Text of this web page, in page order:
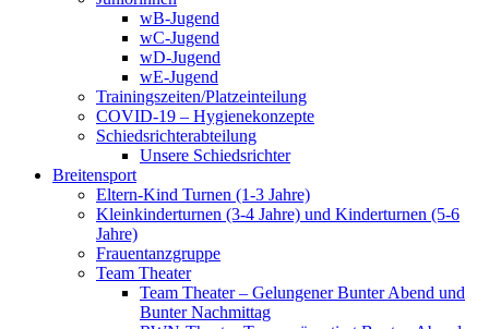
wB-Jugend
wC-Jugend
wD-Jugend
wE-Jugend
Trainingszeiten/Platzeinteilung
COVID-19 – Hygienekonzepte
Schiedsrichterabteilung
Unsere Schiedsrichter
Breitensport
Eltern-Kind Turnen (1-3 Jahre)
Kleinkinderturnen (3-4 Jahre) und Kinderturnen (5-6
Jahre)
Frauentanzgruppe
Team Theater
Team Theater – Gelungener Bunter Abend und
Bunter Nachmittag